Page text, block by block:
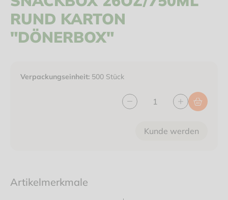
RUND KARTON
"DÖNERBOX"
Verpackungseinheit: 500 Stück
Kunde werden
Artikelmerkmale